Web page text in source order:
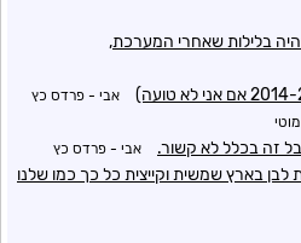
בלילות שאחרי המערכת,
אבי - פרדס כץ
מוטי
זה בכלל לא קשור. אבי - פרדס כץ
לבן בארץ שמשית וקייצית כל כך כמו שלנו